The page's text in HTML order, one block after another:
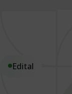
Edital